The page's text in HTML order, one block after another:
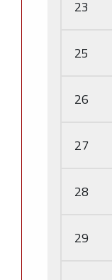
23
25
26
27
28
29